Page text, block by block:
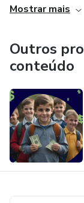
..........................
..........................
..........................
..........................
Mostrar mais
Outros
conteúdo